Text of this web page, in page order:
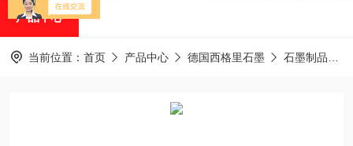
产品中心
当前位置： 首页 产品中心 德国西格里石墨 石墨制品